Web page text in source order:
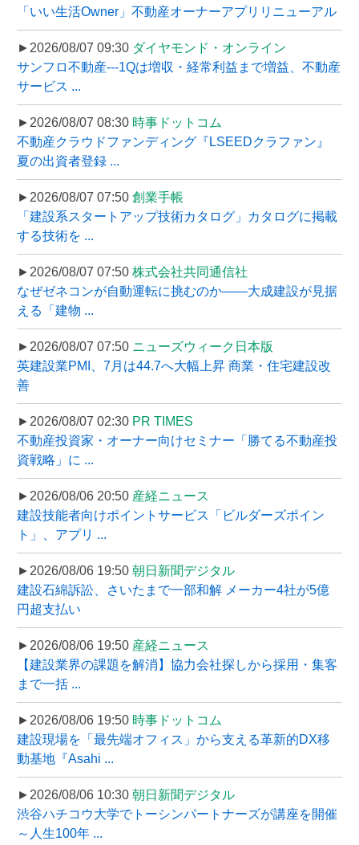
「いい生活Owner」不動産オーナーアプリリニューアル
►2026/08/07 09:30 ダイヤモンド・オンライン
サンフロ不動産---1Qは増収・経常利益まで増益、不動産
サービス ...
►2026/08/07 08:30 時事ドットコム
不動産クラウドファンディング『LSEEDクラファン』
夏の出資者登録 ...
►2026/08/07 07:50 創業手帳
「建設系スタートアップ技術カタログ」カタログに掲載
する技術を ...
►2026/08/07 07:50 株式会社共同通信社
なぜゼネコンが自動運転に挑むのか――大成建設が見据
える「建物 ...
►2026/08/07 07:50 ニューズウィーク日本版
英建設業PMI、7月は44.7へ大幅上昇 商業・住宅建設改
善
►2026/08/07 02:30 PR TIMES
不動産投資家・オーナー向けセミナー「勝てる不動産投
資戦略」に ...
►2026/08/06 20:50 産経ニュース
建設技能者向けポイントサービス「ビルダーズポイン
ト」、アプリ ...
►2026/08/06 19:50 朝日新聞デジタル
建設石綿訴訟、さいたまで一部和解 メーカー4社が5億
円超支払い
►2026/08/06 19:50 産経ニュース
【建設業界の課題を解消】協力会社探しから採用・集客
まで一括 ...
►2026/08/06 19:50 時事ドットコム
建設現場を「最先端オフィス」から支える革新的DX移
動基地『Asahi ...
►2026/08/06 10:30 朝日新聞デジタル
渋谷ハチコウ大学でトーシンパートナーズが講座を開催
～人生100年 ...